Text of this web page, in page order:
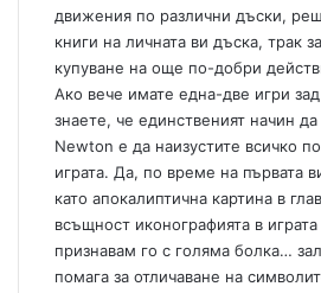
движения по различни дъски,
книги на личната ви дъска, трак
купуване на още по-добри
Ако вече имате една-две игри
знаете, че единственият начин
Newton е да наизустите всичко
играта. Да, по време на първата
като апокалиптична картина в
всъщност иконографията в
признавам го с голяма болка…
помага за отличаване на